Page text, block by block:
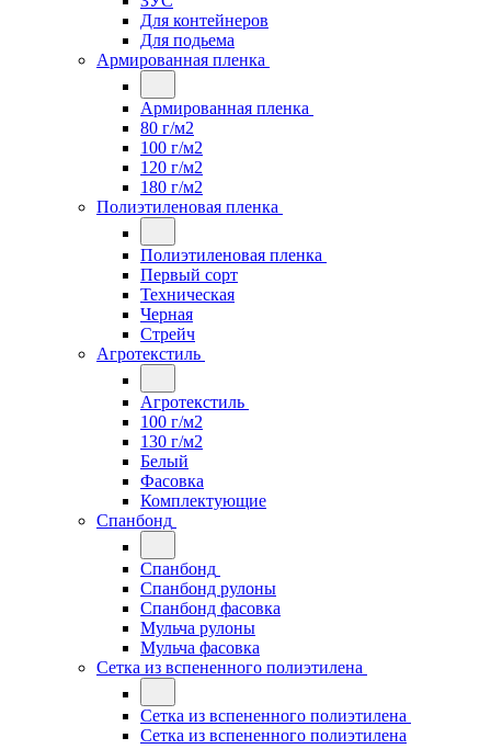
Для контейнеров
Для подьема
Армированная пленка
Армированная пленка
80 г/м2
100 г/м2
120 г/м2
180 г/м2
Полиэтиленовая пленка
Полиэтиленовая пленка
Первый сорт
Техническая
Черная
Стрейч
Агротекстиль
Агротекстиль
100 г/м2
130 г/м2
Белый
Фасовка
Комплектующие
Спанбонд
Спанбонд
Спанбонд рулоны
Спанбонд фасовка
Мульча рулоны
Мульча фасовка
Сетка из вспененного полиэтилена
Сетка из вспененного полиэтилена
Сетка из вспененного полиэтилена